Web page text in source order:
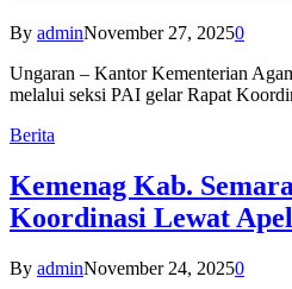
By adminNovember 27, 20250
Ungaran – Kantor Kementerian
melalui seksi PAI gelar Rapat
Berita
Kemenag Kab.
Koordinasi Lewat
By adminNovember 24, 20250